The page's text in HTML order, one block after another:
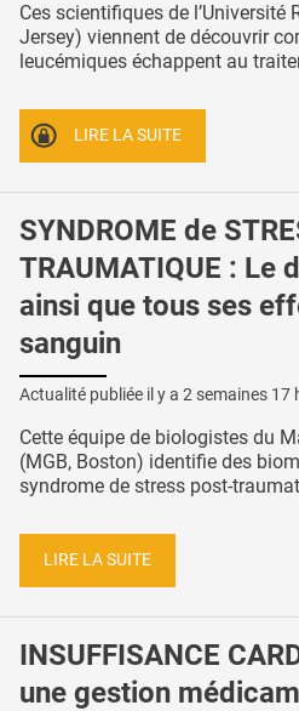
Ces scientifiques de l’Université
Jersey) viennent de découvrir
leucémiques échappent au
LIRE LA SUITE
SYNDROME de
TRAUMATIQUE : Le
ainsi que tous ses
sanguin
Actualité publiée il y a 2 semaines 17
Cette équipe de biologistes du
(MGB, Boston) identifie des
syndrome de stress post-
LIRE LA SUITE
INSUFFISANCE
une gestion